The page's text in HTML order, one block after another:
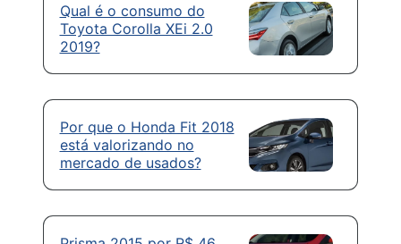
Qual é o consumo do
Toyota Corolla XEi 2.0
2019?
Por que o Honda Fit 2018
está valorizando no
mercado de usados?